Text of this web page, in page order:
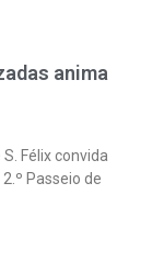
anima
Félix convida
Passeio de